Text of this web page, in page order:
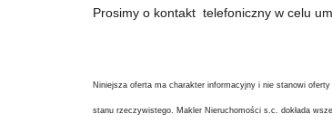
Prosimy o kontakt telefoniczny w celu
Niniejsza oferta ma charakter informacyjny i nie stanowi
stanu rzeczywistego. Makler Nieruchomości s.c. dokłada